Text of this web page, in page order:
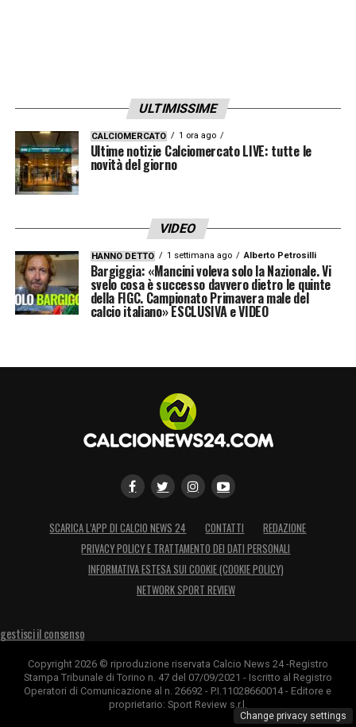
ULTIMISSIME
CALCIOMERCATO 1 ora ago
Ultime notizie Calciomercato LIVE: tutte le
novità del giorno
VIDEO
HANNO DETTO 1 settimana ago Alberto Petrosilli
Bargiggia: «Mancini voleva solo la Nazionale. Vi
svelo cosa è successo davvero dietro le quinte
della FIGC. Campionato Primavera male del
calcio italiano» ESCLUSIVA e VIDEO
SCARICA L’APP DI CALCIO NEWS 24 CONTATTI
REDAZIONE
PRIVACY POLICY E TRATTAMENTO DEI DATI PERSONALI
INFORMATIVA ESTESA SUI COOKIE (COOKIE POLICY)
NETWORK SPORT REVIEW
gestisci il consenso
Copyright 2026 © riproduzione riservata Calcio News 24 -Registro
Stampa Tribunale di Torino n. 47 del 07/09/2021 - Iscritto al Registro
Operatori di Comunicazione al n. 26692 - P.I.11028660014 - Editore e
proprietario: Sport Review s.r.l.
Change privacy settings